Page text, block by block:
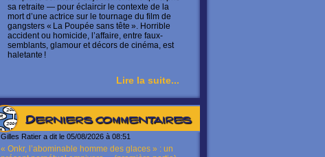
sa retraite — pour éclaircir le contexte de la
mort d’une actrice sur le tournage du film de
gangsters « La Poupée sans tête ». Horrible
accident ou homicide, l’affaire, entre faux-
semblants, glamour et décors de cinéma, est
haletante !
Lire la suite...
Derniers commentaires
Gilles Ratier a dit le 05/08/2026 à 08:51
« Onkr, l’abominable homme des glaces » : un